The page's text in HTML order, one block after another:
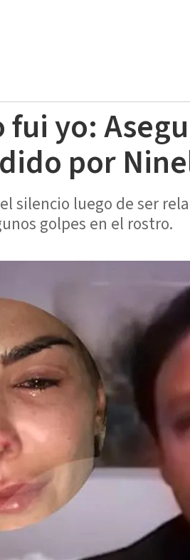
yo:
por
silencio luego de ser
golpes en el rostro.